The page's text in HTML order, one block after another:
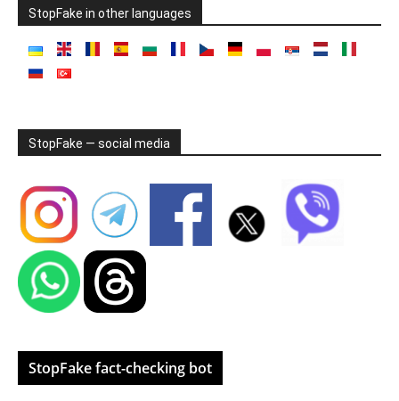
StopFake in other languages
StopFake — social media
StopFake fact-checking bot